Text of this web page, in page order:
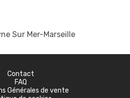
Sur Mer-Marseille
Contact
FAQ
Générales de vente